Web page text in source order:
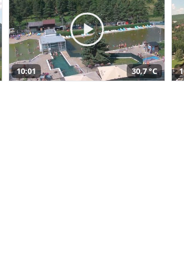
10:01 30,7 °C